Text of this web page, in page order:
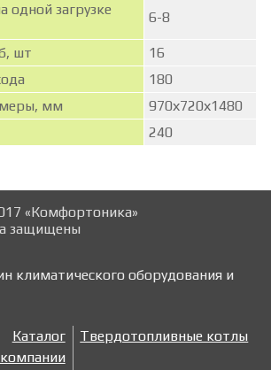
одной загрузке
6-8
шт
16
180
мм
970х720х1480
240
«Комфортоника»
защищены
климатического оборудования и
Каталог
Твердотопливные котлы